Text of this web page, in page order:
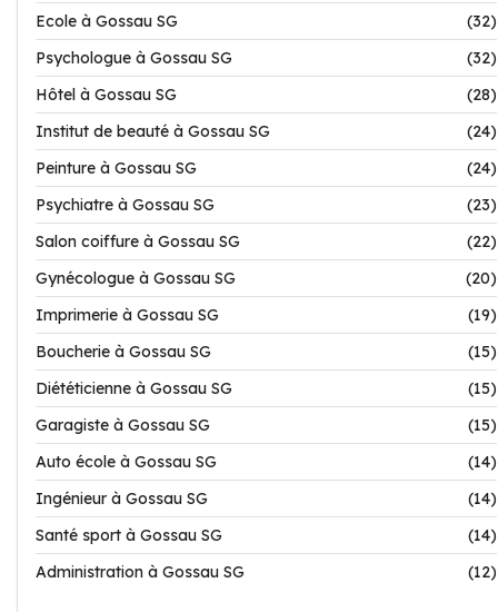
Ecole à Gossau SG
(32)
Psychologue à Gossau SG
(32)
Hôtel à Gossau SG
(28)
Institut de beauté à Gossau SG
(24)
Peinture à Gossau SG
(24)
Psychiatre à Gossau SG
(23)
Salon coiffure à Gossau SG
(22)
Gynécologue à Gossau SG
(20)
Imprimerie à Gossau SG
(19)
Boucherie à Gossau SG
(15)
Diététicienne à Gossau SG
(15)
Garagiste à Gossau SG
(15)
Auto école à Gossau SG
(14)
Ingénieur à Gossau SG
(14)
Santé sport à Gossau SG
(14)
Administration à Gossau SG
(12)